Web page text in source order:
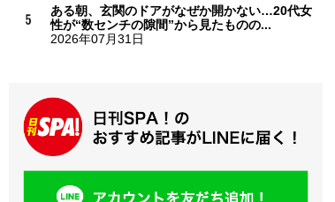
ある朝、玄関のドアがなぜか開かない…20代女
性が“数センチの隙間”から見たものの...
2026年07月31日